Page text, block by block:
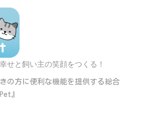
せと飼い主の笑顔をつくる！
の方に便利な機能を提供する総合
』